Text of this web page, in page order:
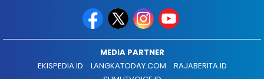
MEDIA PARTNER
EKISPEDIA.ID
LANGKATODAY.COM
RAJABERITA.ID